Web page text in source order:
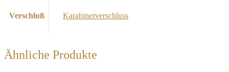
Verschluß Karabinerverschluss
Ähnliche Produkte